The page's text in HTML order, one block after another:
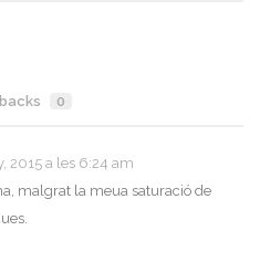
0
2015 a les 6:24 am
malgrat la meua saturació de